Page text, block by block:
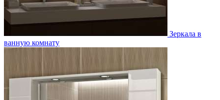
Зеркала в
ванную комнату